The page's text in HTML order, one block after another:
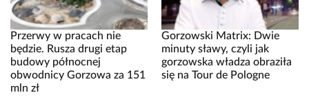
Przerwy w pracach nie
będzie. Rusza drugi etap
budowy północnej
obwodnicy Gorzowa za 151
mln zł
Gorzowski Matrix: Dwie
minuty sławy, czyli jak
gorzowska władza obraziła
się na Tour de Pologne